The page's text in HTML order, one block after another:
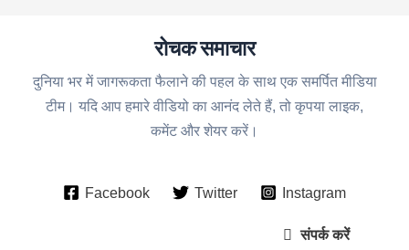
रोचक समाचार
दुनिया भर में जागरूकता फैलाने की पहल के साथ एक समर्पित मीडिया
टीम। यदि आप हमारे वीडियो का आनंद लेते हैं, तो कृपया लाइक,
कमेंट और शेयर करें।
Facebook Twitter Instagram
संपर्क करें